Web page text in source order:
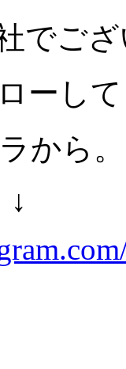
でご
ーし
から。
↓